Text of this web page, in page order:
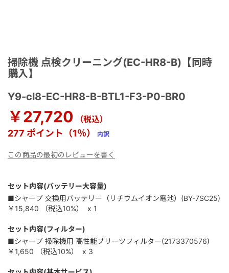
掃除機 点検クリーニング(EC-HR8-B)【同時
購入】
Y9-cl8-EC-HR8-B-BTL1-F3-P0-BR0
￥27,720 （税込）
277 ポイント（1％） 内訳
この商品の最初のレビューを書く
セット内容(バッテリー大容量)
■シャープ 交換用バッテリー（リチウムイオン電池）(BY-7SC25)
￥15,840
（税込10%） x 1
セット内容(フィルター)
■シャープ 掃除機用 高性能プリーツフィルター(2173370576)
￥1,650
（税込10%） x 3